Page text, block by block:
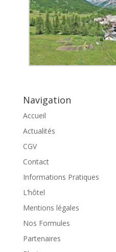
Navigation
Accueil
Actualités
CGV
Contact
Informations Pratiques
L’hôtel
Mentions légales
Nos Formules
Partenaires